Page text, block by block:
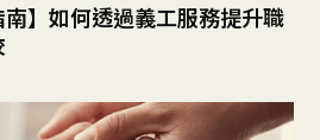
南】如何透過義工服務提升職